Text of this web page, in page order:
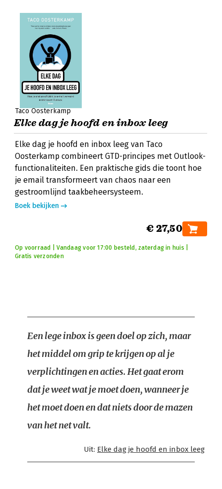
Taco Oosterkamp
Elke dag je hoofd en inbox leeg
Elke dag je hoofd en inbox leeg van Taco
Oosterkamp combineert GTD-principes met Outlook-
functionaliteiten. Een praktische gids die toont hoe
je email transformeert van chaos naar een
gestroomlijnd taakbeheersysteem.
Boek bekijken
€ 27,50
Op voorraad | Vandaag voor 17:00 besteld, zaterdag in huis |
Gratis verzonden
Een lege inbox is geen doel op zich, maar
het middel om grip te krijgen op al je
verplichtingen en acties. Het gaat erom
dat je weet wat je moet doen, wanneer je
het moet doen en dat niets door de mazen
van het net valt.
Uit: Elke dag je hoofd en inbox leeg